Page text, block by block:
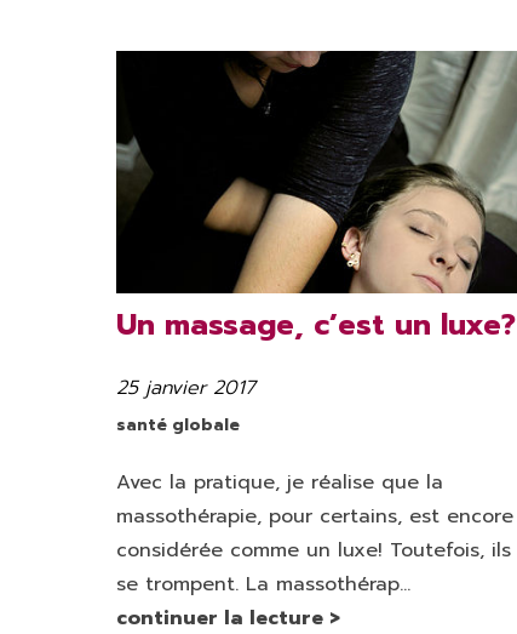
Un massage, c’est un luxe?
Publié
25 janvier 2017
Catégories
santé globale
Avec la pratique, je réalise que la
massothérapie, pour certains, est encore
considérée comme un luxe! Toutefois, ils
se trompent. La massothérap...
continuer la lecture >